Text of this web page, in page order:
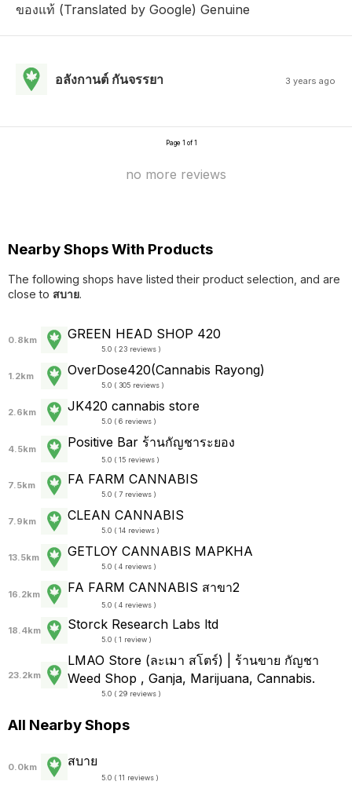
ของแท้ (Translated by Google) Genuine
อลังกานต์ กันจรรยา 3 years ago
Page 1 of 1
no more reviews
Nearby Shops With Products
The following shops have listed their product selection, and are
close to สบาย.
0.8km GREEN HEAD SHOP 420
5.0 ( 23 reviews )
1.2km OverDose420(Cannabis Rayong)
5.0 ( 305 reviews )
2.6km JK420 cannabis store
5.0 ( 6 reviews )
4.5km Positive Bar ร้านกัญชาระยอง
5.0 ( 15 reviews )
7.5km FA FARM CANNABIS
5.0 ( 7 reviews )
7.9km CLEAN CANNABIS
5.0 ( 14 reviews )
13.5km GETLOY CANNABIS MAPKHA
5.0 ( 4 reviews )
16.2km FA FARM CANNABIS สาขา2
5.0 ( 4 reviews )
18.4km Storck Research Labs ltd
5.0 ( 1 review )
23.2km
LMAO Store (ละเมา สโตร์) | ร้านขาย กัญชา
Weed Shop , Ganja, Marijuana, Cannabis.
5.0 ( 29 reviews )
All Nearby Shops
0.0km สบาย
5.0 ( 11 reviews )